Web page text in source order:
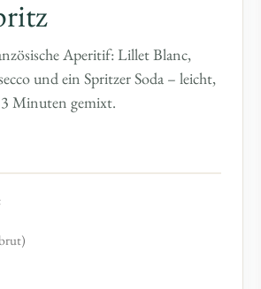
Aperitif: Lillet Blanc,
und ein Spritzer Soda – leicht,
Minuten gemixt.